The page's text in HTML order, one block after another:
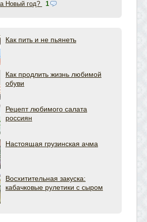
Новый год? 1
Как пить и не пьянеть
Как продлить жизнь любимой
обуви
Рецепт любимого салата
россиян
Настоящая грузинская ачма
Восхитительная закуска:
кабачковые рулетики с сыром